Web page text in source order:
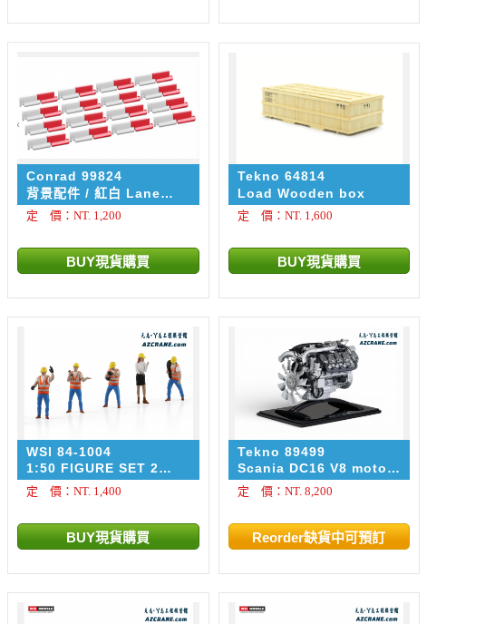
Conrad 99824
背景配件 / 紅白 Lane
Divider Set - Red/White
道路調撥設施
定 價：NT. 1,200
Tekno 64814
Load Wooden box
定 價：NT. 1,600
WSI 84-1004
1:50 FIGURE SET 2
Premium Line 人偶
定 價：NT. 1,400
Tekno 89499
Scania DC16 V8 motor
1:12
定 價：NT. 8,200